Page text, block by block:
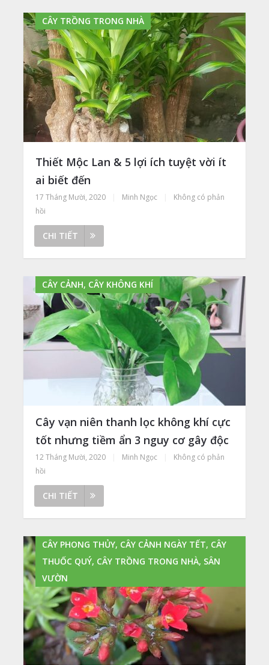
CÂY TRỒNG TRONG NHÀ
Thiết Mộc Lan & 5 lợi ích tuyệt vời ít
ai biết đến
17 Tháng Mười, 2020 Minh Ngọc
Không có phản
hồi
CHI TIẾT
CÂY CẢNH, CÂY KHÔNG KHÍ
Cây vạn niên thanh lọc không khí cực
tốt nhưng tiềm ẩn 3 nguy cơ gây độc
12 Tháng Mười, 2020 Minh Ngọc
Không có phản
hồi
CHI TIẾT
CÂY PHONG THỦY, CÂY CẢNH NGÀY TẾT, CÂY
THUỐC QUÝ, CÂY TRỒNG TRONG NHÀ, SÂN
VƯỜN